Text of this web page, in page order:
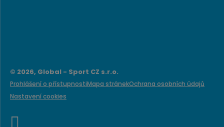
© 2026, Global - Sport CZ s.r.o.
Prohlášení o přístupnostiMapa stránekOchrana osobních údajů
Nastavení cookies